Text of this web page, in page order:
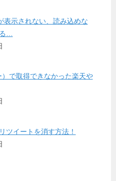
表示されない、読み込めな
…
で取得できなかった楽天や
ツイートを消す方法！